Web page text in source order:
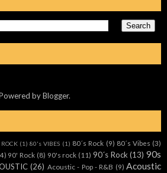
byBlogger.
(1) 80's VIBES (1) 80´s Rock (9) 80´s Vibes (3)
90' Rock (8) 90's rock (11) 90´s Rock (13) 90s
(26) Acoustic - Pop - R&B (9) Acoustic